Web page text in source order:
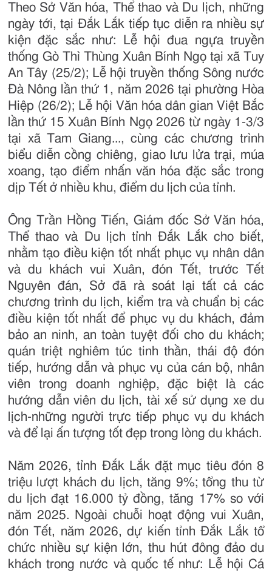
Theo Sở Văn hóa, Thể thao và Du lịch, những
ngày tới, tại Đắk Lắk tiếp tục diễn ra nhiều sự
kiện đặc sắc như: Lễ hội đua ngựa truyền
thống Gò Thì Thùng Xuân Bính Ngọ tại xã Tuy
An Tây (25/2); Lễ hội truyền thống Sông nước
Đà Nông lần thứ 1, năm 2026 tại phường Hòa
Hiệp (26/2); Lễ hội Văn hóa dân gian Việt Bắc
lần thứ 15 Xuân Bính Ngọ 2026 từ ngày 1-3/3
tại xã Tam Giang..., cùng các chương trình
biểu diễn cồng chiêng, giao lưu lửa trại, múa
xoang, tạo điểm nhấn văn hóa đặc sắc trong
dịp Tết ở nhiều khu, điểm du lịch của tỉnh.
Ông Trần Hồng Tiến, Giám đốc Sở Văn hóa,
Thể thao và Du lịch tỉnh Đắk Lắk cho biết,
nhằm tạo điều kiện tốt nhất phục vụ nhân dân
và du khách vui Xuân, đón Tết, trước Tết
Nguyên đán, Sở đã rà soát lại tất cả các
chương trình du lịch, kiểm tra và chuẩn bị các
điều kiện tốt nhất để phục vụ du khách, đảm
bảo an ninh, an toàn tuyệt đối cho du khách;
quán triệt nghiêm túc tinh thần, thái độ đón
tiếp, hướng dẫn và phục vụ của cán bộ, nhân
viên trong doanh nghiệp, đặc biệt là các
hướng dẫn viên du lịch, tài xế sử dụng xe du
lịch-những người trực tiếp phục vụ du khách
và để lại ấn tượng tốt đẹp trong lòng du khách.
Năm 2026, tỉnh Đắk Lắk đặt mục tiêu đón 8
triệu lượt khách du lịch, tăng 9%; tổng thu từ
du lịch đạt 16.000 tỷ đồng, tăng 17% so với
năm 2025. Ngoài chuỗi hoạt động vui Xuân,
đón Tết, năm 2026, dự kiến tỉnh Đắk Lắk tổ
chức nhiều sự kiện lớn, thu hút đông đảo du
khách trong nước và quốc tế như: Lễ hội Cá